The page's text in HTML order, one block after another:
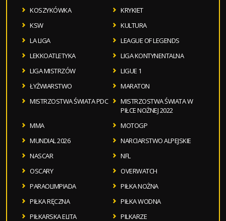
KOSZYKÓWKA
KRYKIET
KSW
KULTURA
LA LIGA
LEAGUE OF LEGENDS
LEKKOATLETYKA
LIGA KONTYNENTALNA
LIGA MISTRZÓW
LIGUE 1
ŁYŻWIARSTWO
MARATON
MISTRZOSTWA ŚWIATA PDC
MISTRZOSTWA ŚWIATA W
PIŁCE NOŻNEJ 2022
MMA
MOTOGP
MUNDIAL 2026
NARCIARSTWO ALPEJSKIE
NASCAR
NFL
OSCARY
OVERWATCH
PARAOLIMPIADA
PIŁKA NOŻNA
PIŁKA RĘCZNA
PIŁKA WODNA
PIŁKARSKA ELITA
PILKARZE